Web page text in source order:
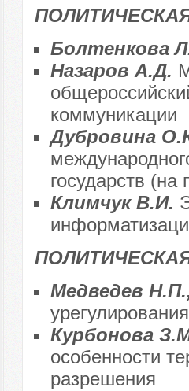
Болтенкова
Назаров А.Д.
коммуникации
Дубровина
государств
Климчук В.И.
Медведев
Курбонова
особенности
разрешения